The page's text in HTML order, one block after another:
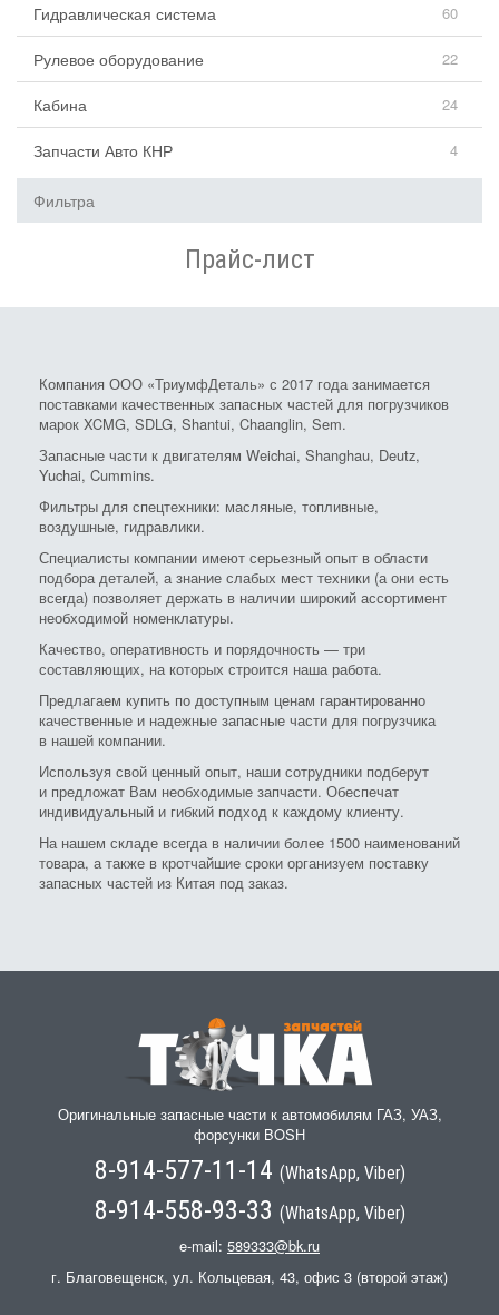
Гидравлическая система 60
Рулевое оборудование 22
Кабина 24
Запчасти Авто КНР 4
Фильтра
Прайс-лист
Компания ООО «ТриумфДеталь» с 2017 года занимается
поставками качественных запасных частей для погрузчиков
марок XCMG, SDLG, Shantui, Chaanglin, Sem.
Запасные части к двигателям Weichai, Shanghau, Deutz,
Yuchai, Cummins.
Фильтры для спецтехники: масляные, топливные,
воздушные, гидравлики.
Специалисты компании имеют серьезный опыт в области
подбора деталей, а знание слабых мест техники (а они есть
всегда) позволяет держать в наличии широкий ассортимент
необходимой номенклатуры.
Качество, оперативность и порядочность — три
составляющих, на которых строится наша работа.
Предлагаем купить по доступным ценам гарантированно
качественные и надежные запасные части для погрузчика
в нашей компании.
Используя свой ценный опыт, наши сотрудники подберут
и предложат Вам необходимые запчасти. Обеспечат
индивидуальный и гибкий подход к каждому клиенту.
На нашем складе всегда в наличии более 1500 наименований
товара, а также в кротчайшие сроки организуем поставку
запасных частей из Китая под заказ.
Оригинальные запасные части к автомобилям ГАЗ, УАЗ,
форсунки BOSH
8-914-577-11-14 (WhatsApp, Viber)
8-914-558-93-33 (WhatsApp, Viber)
e-mail: 589333@bk.ru
г. Благовещенск, ул. Кольцевая, 43, офис 3 (второй этаж)